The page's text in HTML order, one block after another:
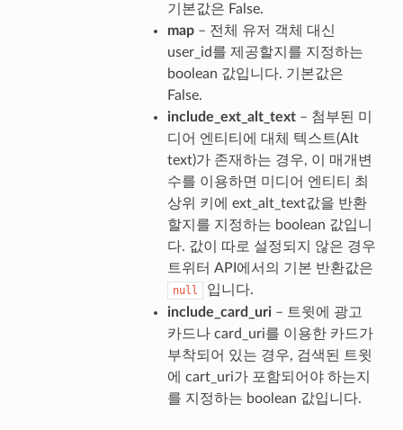
기본값은 False.
map– 전체 유저 객체 대신
user_id를 제공할지를 지정하는
boolean 값입니다. 기본값은
False.
include_ext_alt_text– 첨부된 미
디어 엔티티에 대체 텍스트(Alt
text)가 존재하는 경우, 이 매개변
수를 이용하면 미디어 엔티티 최
상위 키에 ext_alt_text값을 반환
할지를 지정하는 boolean 값입니
다. 값이 따로 설정되지 않은 경우
트위터 API에서의 기본 반환값은
null
입니다.
include_card_uri– 트윗에 광고
카드나 card_uri를 이용한 카드가
부착되어 있는 경우, 검색된 트윗
에 cart_uri가 포함되어야 하는지
를 지정하는 boolean 값입니다.